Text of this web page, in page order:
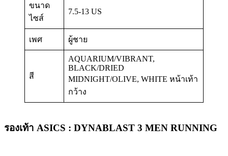
ขนาด
ไซส์
7.5-13 US
เพศ ผู้ชาย
สี
AQUARIUM/VIBRANT,
BLACK/DRIED
MIDNIGHT/OLIVE, WHITE หน้าเท้า
กว้าง
รองเท้า ASICS : DYNABLAST 3 MEN RUNNING